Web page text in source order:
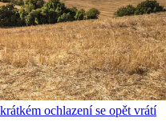
ochlazení se opět vrátí